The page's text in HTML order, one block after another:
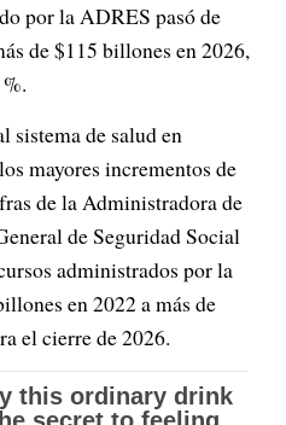
por la ADRES pasó de
de $115 billones en 2026,
sistema de salud en
mayores incrementos de
de la Administradora de
de Seguridad Social
administrados por la
en 2022 a más de
el cierre de 2026.